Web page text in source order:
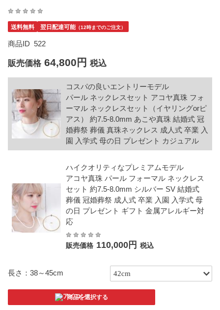
送料無料 翌日配達可能（12時までのご注文）
商品ID 522
販売価格 64,800円 税込
コスパの良いエントリーモデル
パール ネックレスセット アコヤ真珠 フォ
ーマル ネックレスセット（イヤリングorピ
アス） 約7.5-8.0mm あこや真珠 結婚式 冠
婚葬祭 葬儀 真珠ネックレス 成人式 卒業 入
園 入学式 母の日 プレゼント カジュアル
ハイクオリティなプレミアムモデル
アコヤ真珠 パール フォーマル ネックレス
セット 約7.5-8.0mm シルバー SV 結婚式
葬儀 冠婚葬祭 成人式 卒業 入園 入学式 母
の日 プレゼント ギフト 金属アレルギー対
応
販売価格 110,000円 税込
長さ：38～45cm
商品を選択する